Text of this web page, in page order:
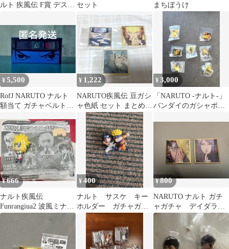
ルト 疾風伝 F賞 デスク
嘛
セット
まちぼうけ
¥5,500
RofJ NARUTO ナルト
額当て ガチャベルト
¥ 1,222
NARUTO疾風伝 豆ガシ
ャ色紙 セット まとめ売
¥3,000
「NARUTO -ナルト-」
バンダイのガシャポン
¥666
ナルト疾風伝
Funrangiua2 波風ミナト
ガチャ フィギュア
¥400
ナルト サスケ キー
ホルダー ガチャガチ
¥800
NARUTO ナルト ガチ
ャガチャ デイダラ・
小南